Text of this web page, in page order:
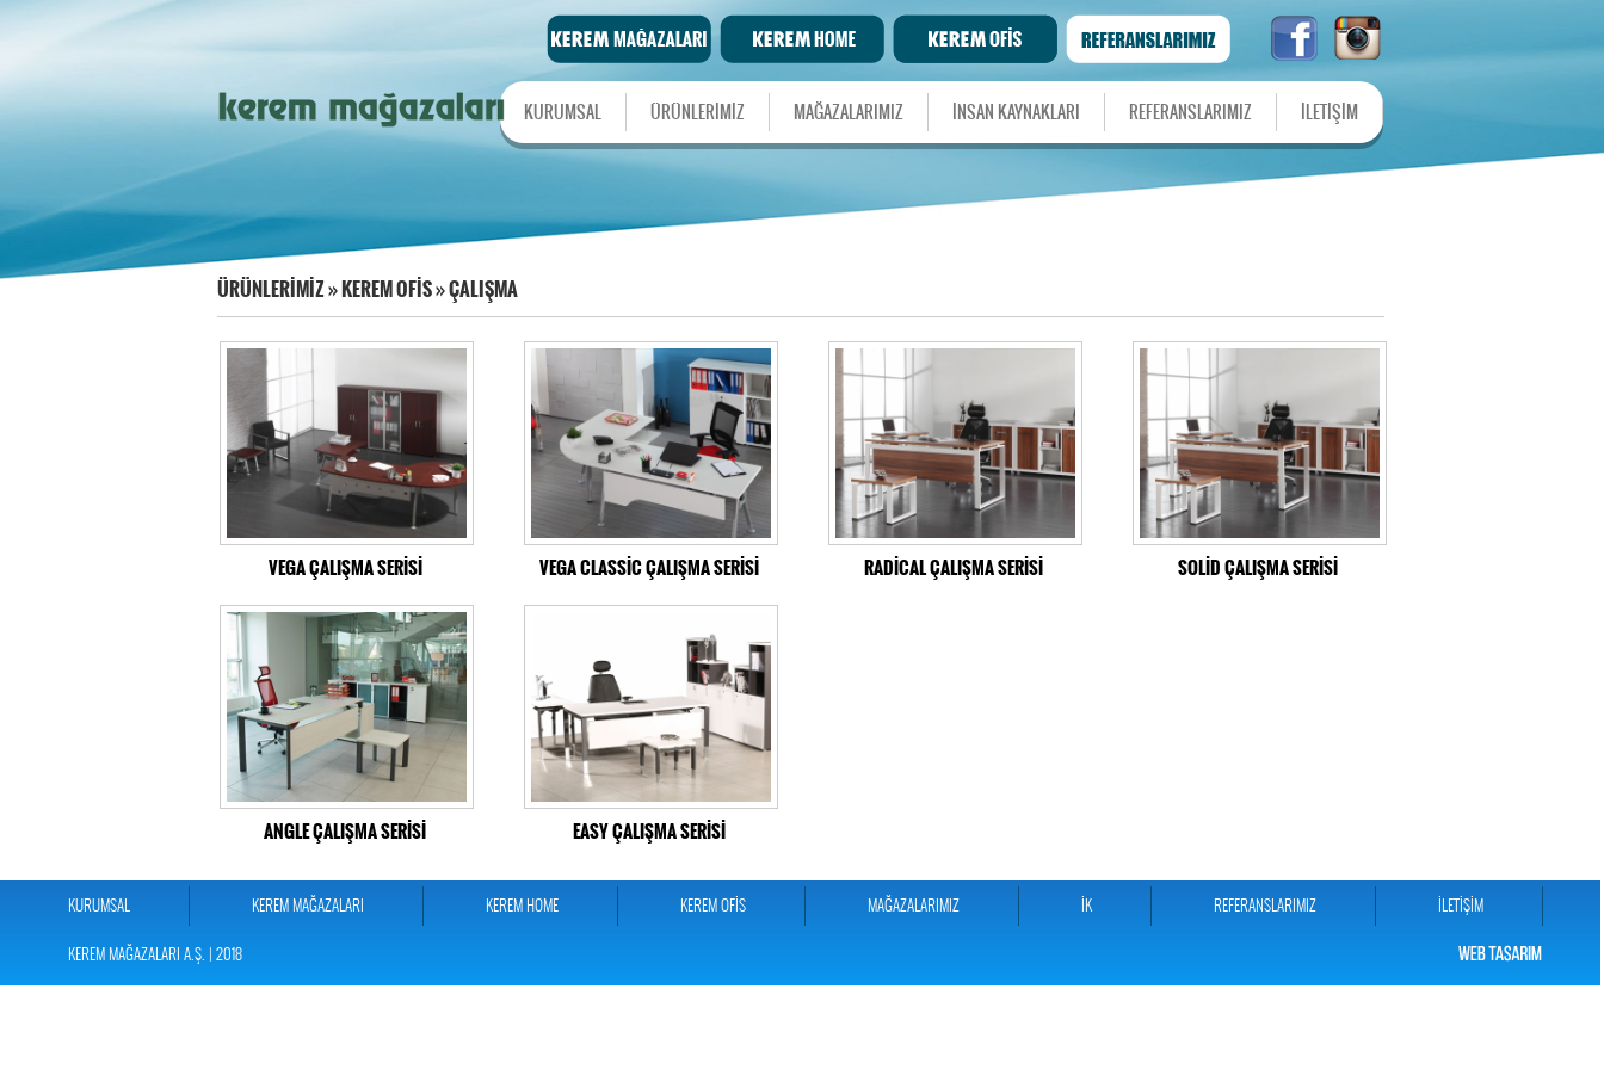
KURUMSAL ÜRÜNLERİMİZ MAĞAZALARIMIZ İNSAN KAYNAKLARI REFERANSLARIMIZ İLETİŞİM
ÜRÜNLERİMİZ»KEREM OFİS»ÇALIŞMA
VEGA ÇALIŞMA SERİSİ VEGA CLASSİC ÇALIŞMA SERİSİ RADİCAL ÇALIŞMA SERİSİ SOLİD ÇALIŞMA SERİSİ
ANGLE ÇALIŞMA SERİSİ EASY ÇALIŞMA SERİSİ
KURUMSAL KEREM MAĞAZALARI KEREM HOME KEREM OFİS MAĞAZALARIMIZ İK REFERANSLARIMIZ İLETİŞİM
KEREM MAĞAZALARI A.Ş. | 2018